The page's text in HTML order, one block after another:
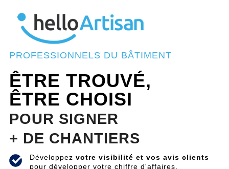
PROFESSIONNELS DU BÂTIMENT
ÊTRE TROUVÉ,
ÊTRE CHOISI
POUR SIGNER
+ DE CHANTIERS
Développez votre visibilité et vos avis clients
pour développer votre chiffre d'affaires.